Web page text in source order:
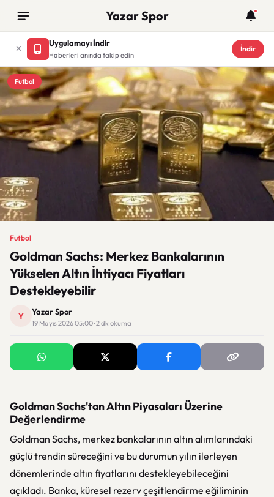
Yazar Spor
Uygulamayı İndir
Haberleri anında takip edin
İndir
Futbol
Futbol
Goldman Sachs: Merkez Bankalarının
Yükselen Altın İhtiyacı Fiyatları
Destekleyebilir
Y Yazar Spor
19 Mayıs 2026 05:00 · 2 dk okuma
Goldman Sachs'tan Altın Piyasaları Üzerine
Değerlendirme
Goldman Sachs, merkez bankalarının altın alımlarındaki
güçlü trendin süreceğini ve bu durumun yılın ilerleyen
dönemlerinde altın fiyatlarını destekleyebileceğini
açıkladı. Banka, küresel rezerv çeşitlendirme eğiliminin